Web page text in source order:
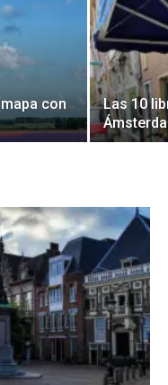
con
Las 10